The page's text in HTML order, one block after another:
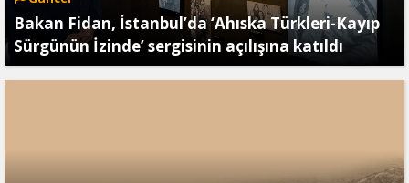
Bakan Fidan, İstanbul’da ‘Ahıska Türkleri-Kayıp
Sürgünün İzinde’ sergisinin açılışına katıldı